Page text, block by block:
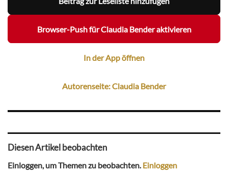
Browser-Push für Claudia Bender aktivieren
In der App öffnen
Autorenseite: Claudia Bender
Diesen Artikel beobachten
Einloggen, um Themen zu beobachten.Einloggen